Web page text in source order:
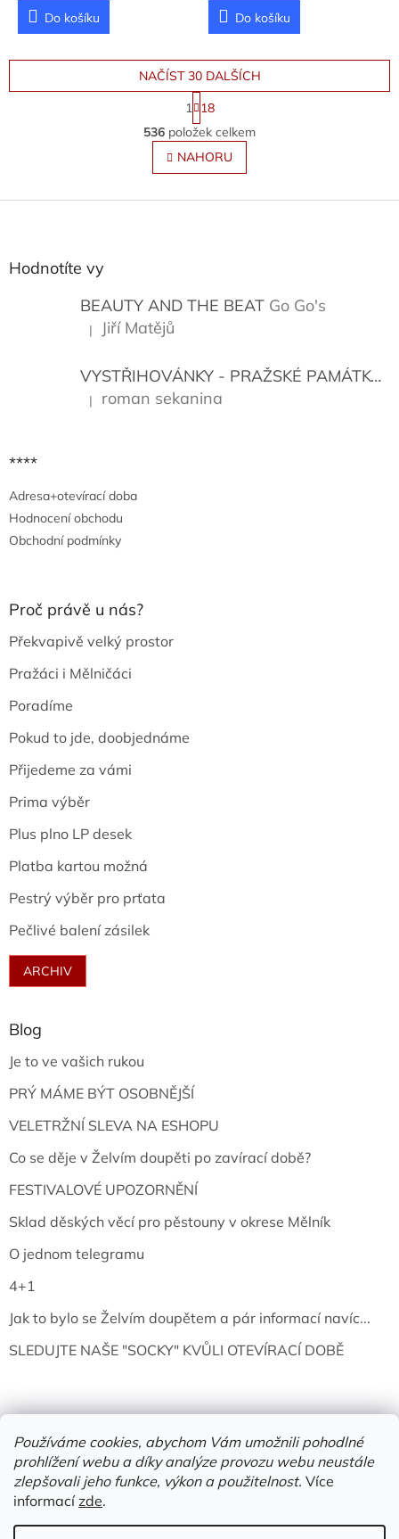
Používáme cookies, abychom Vám umožnili pohodlné
prohlížení webu a díky analýze provozu webu neustále
zlepšovali jeho funkce, výkon a použitelnost. Více
informacízde.
Do košíku Do košíku
O
v
l
á
k
p
i
NAČÍST 30 DALŠÍCH
S
t
r
á
n
k
v
1
18
536 položek celkem
NAHORU
Z
Hodnotíte vy
BEAUTY AND THE BEAT Go Go's
Hodnocení produktu je 5 z 5 hvězdiček.
| Jiří Matějů
VYSTŘIHOVÁNKY - PRAŽSKÉ PAMÁTKY
Hodnocení produktu je 5 z 5 hvězdiček.
| roman sekanina
****
Adresa+otevírací doba
Hodnocení obchodu
Obchodní podmínky
Proč právě u nás?
Překvapivě velký prostor
Pražáci i Mělničáci
Poradíme
Pokud to jde, doobjednáme
Přijedeme za vámi
Prima výběr
Plus plno LP desek
Platba kartou možná
Pestrý výběr pro prťata
Pečlivé balení zásilek
ARCHIV
Blog
Je to ve vašich rukou
PRÝ MÁME BÝT OSOBNĚJŠÍ
VELETRŽNÍ SLEVA NA ESHOPU
Co se děje v Želvím doupěti po zavírací době?
FESTIVALOVÉ UPOZORNĚNÍ
Sklad děských věcí pro pěstouny v okrese Mělník
O jednom telegramu
4+1
Jak to bylo se Želvím doupětem a pár informací navíc...
SLEDUJTE NAŠE "SOCKY" KVŮLI OTEVÍRACÍ DOBĚ
Vytvořil Shoptet